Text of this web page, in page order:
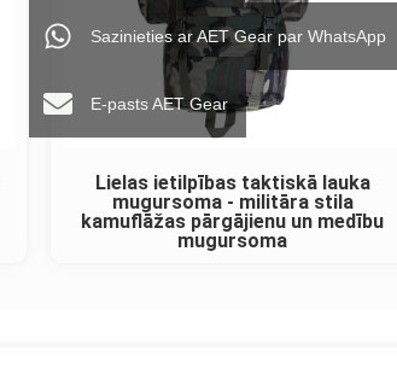
Lielas ietilpības taktiskā lauka
mugursoma - militāra stila
kamuflāžas pārgājienu un medību
mugursoma
Sazinieties ar AET Gear par WhatsApp
E-pasts AET Gear